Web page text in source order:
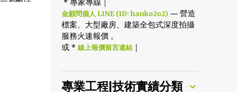
金顧問個人 LINE (ID: hanko2o2)— 營造
標案、大型廠房、建築全包式深度拍攝
服務火速報價 。
或 * 線上報價留言連結｜
專業工程|技術實績分類